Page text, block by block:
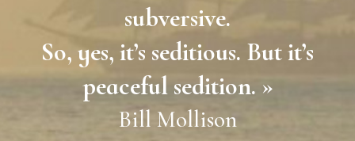
subversive.
So, yes, it’s seditious. But it’s
peaceful sedition. »
Bill Mollison